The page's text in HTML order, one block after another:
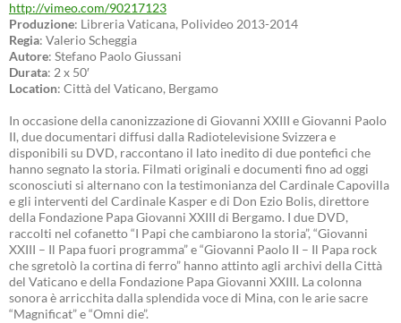
http://vimeo.com/90217123
Produzione: Libreria Vaticana, Polivideo 2013-2014
Regia: Valerio Scheggia
Autore: Stefano Paolo Giussani
Durata: 2 x 50′
Location: Città del Vaticano, Bergamo
In occasione della canonizzazione di Giovanni XXIII e Giovanni Paolo
II, due documentari diffusi dalla Radiotelevisione Svizzera e
disponibili su DVD, raccontano il lato inedito di due pontefici che
hanno segnato la storia. Filmati originali e documenti fino ad oggi
sconosciuti si alternano con la testimonianza del Cardinale Capovilla
e gli interventi del Cardinale Kasper e di Don Ezio Bolis, direttore
della Fondazione Papa Giovanni XXIII di Bergamo. I due DVD,
raccolti nel cofanetto “I Papi che cambiarono la storia”, “Giovanni
XXIII – Il Papa fuori programma” e “Giovanni Paolo II – Il Papa rock
che sgretolò la cortina di ferro” hanno attinto agli archivi della Città
del Vaticano e della Fondazione Papa Giovanni XXIII. La colonna
sonora è arricchita dalla splendida voce di Mina, con le arie sacre
“Magnificat” e “Omni die”.